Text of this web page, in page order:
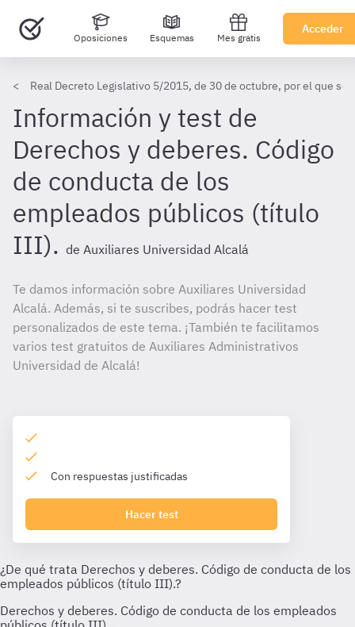
Oposiciones Esquemas Mes gratis
Acceder
Real Decreto Legislativo 5/2015, de 30 de octubre, por el que
Información y test de
Derechos y deberes. Código
de conducta de los
empleados públicos (título
III). de Auxiliares Universidad Alcalá
Te damos información sobre Auxiliares Universidad
Alcalá. Además, si te suscribes, podrás hacer test
personalizados de este tema. ¡También te facilitamos
varios test gratuitos de Auxiliares Administrativos
Universidad de Alcalá!
Con respuestas justificadas
Hacer test